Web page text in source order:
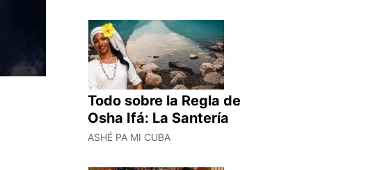
Todo sobre la Regla de
Osha Ifá: La Santería
ASHÉ PA MI CUBA